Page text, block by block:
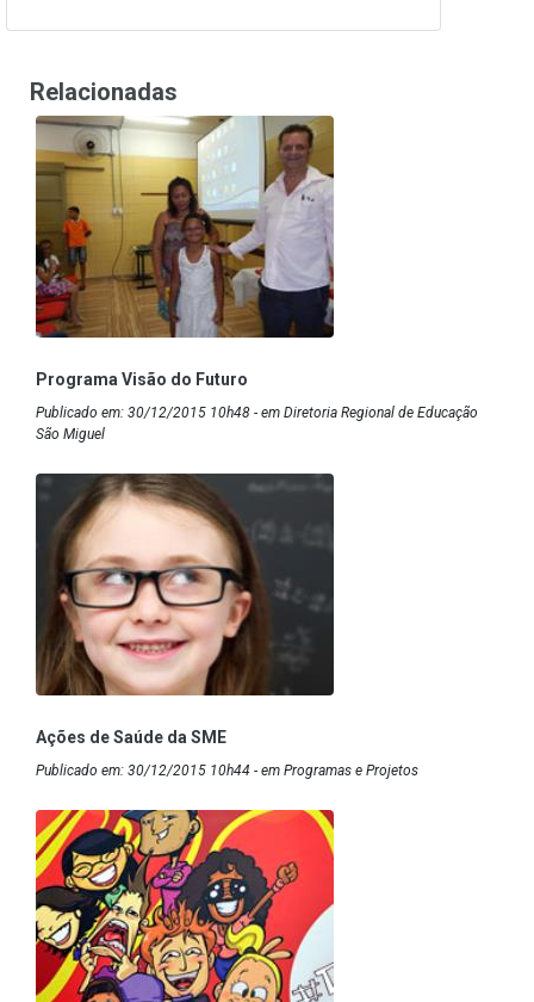
Relacionadas
Programa Visão do Futuro
Publicado em: 30/12/2015 10h48 - em Diretoria Regional de Educação
São Miguel
Ações de Saúde da SME
Publicado em: 30/12/2015 10h44 - em Programas e Projetos